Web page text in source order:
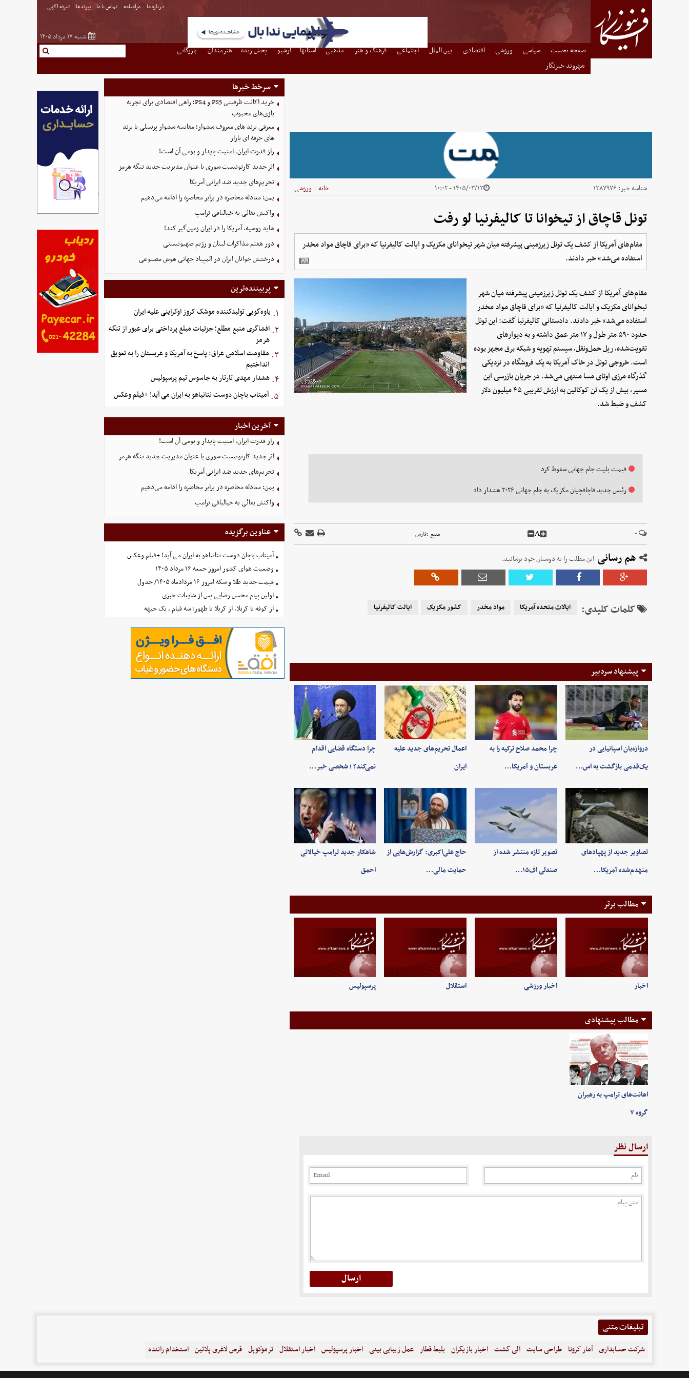
درباره ما مرامنامه تماس با ما پیوندها تعرفه اگهی
شنبه ۱۷ مرداد ۱۴۰۵
صفحه نخست سیاسی ورزشی اقتصادی بین الملل اجتماعی فرهنگ و هنر مذهبی استانها آرشیو پخش زنده هنرمندان
بازرگانی
شهروند خبرنگار
شناسه خبر: ۱۳۸۷۹۷۶ ۱۴۰۵/۰۳/۱۳ - ۱۰:۰۲ خانه | ورزشی
تونل قاچاق از تیخوانا تا کالیفرنیا لو رفت
مقام‌های آمریکا از کشف یک تونل زیرزمینی پیشرفته میان شهر تیخوانای مکزیک و ایالت کالیفرنیا که «برای قاچاق مواد مخدر
استفاده می‌شد» خبر دادند.
مقام‌های آمریکا از کشف یک تونل زیرزمینی پیشرفته میان شهر
تیخوانای مکزیک و ایالت کالیفرنیا که «برای قاچاق مواد مخدر
استفاده می‌شد» خبر دادند. دادستانی کالیفرنیا گفت: این تونل
حدود ۵۹۰ متر طول و ۱۷ متر عمق داشته و به دیوارهای
تقویت‌شده، ریل حمل‌ونقل، سیستم تهویه و شبکه برق مجهز بوده
است. خروجی تونل در خاک آمریکا به یک فروشگاه در نزدیکی
گذرگاه مرزی اوتای مسا منتهی می‌شد. در جریان بازرسی این
مسیر، بیش از یک تن کوکائین به ارزش تقریبی ۴۵ میلیون دلار
کشف و ضبط شد.
قیمت بلیت جام جهانی سقوط کرد
رئیس جدید قاچاقچیان مکزیک به جام جهانی ۲۰۲۶ هشدار داد
۰ A منبع :فارس
هم رسانی این مطلب را به دوستان خود برسانید.
کلمات کلیدی: ایالات متحده آمریکا مواد مخدر کشور مکزیک ایالت کالیفرنیا
پیشنهاد سردبیر
دروازه‌بان اسپانیایی در
یک‌قدمی بازگشت به اس…
چرا محمد صلاح ترکیه را به
عربستان و آمریکا…
اعمال تحریم‌های جدید علیه
ایران
چرا دستگاه قضایی اقدام
نمی‌کند؟ ؛ شخصی خبر…
تصاویر جدید از پهپادهای
منهدم‌شده آمریکا…
تصویر تازه منتشر شده از
صندلی اف۱۵…
حاج علی‌اکبری: گزارش‌هایی از
حمایت مالی…
شاهکار جدید ترامپ خیالاتی
احمق
مطالب برتر
اخبار اخبار ورزشی استقلال پرسپولیس
مطالب پیشنهادی
اهانت‌های ترامپ به رهبران
گروه ۷
ارسال نظر
سرخط خبرها
خرید اکانت ظرفیتی PS5 و PS4؛ راهی اقتصادی برای تجربه
بازی‌های محبوب
معرفی برند های معروف سشوار؛ مقایسه سشوار پرنسلی با برند
های حرفه ای بازار
راز قدرت ایران، امنیت پایدار و بومی آن است!
اثر جدید کارتونیست سوری با عنوان مدیریت جدید تنگه هرمز
تحریم‌های جدید ضد ایرانی آمریکا
یمن: معادله محاصره در برابر محاصره را ادامه می‌دهیم
واکنش بقائی به خیالبافی ترامپ
شاید روسیه، آمریکا را در ایران زمین‌گیر کند!
دور هفتم مذاکرات لبنان و رژیم صهیونیستی
درخشش جوانان ایران در المپیاد جهانی هوش مصنوعی
پربیننده‌ترین
۱. یاوه‌گویی تولیدکننده موشک کروز اوکراینی علیه ایران
۲. افشاگری منبع مطلع؛ جزئیات مبلغ پرداختی برای عبور از تنگه
هرمز
۳. مقاومت اسلامی عراق: پاسخ به آمریکا و عربستان را به تعویق
انداختیم
۴. هشدار مهدی تارتار به جاسوس تیم پرسپولیس
۵. آمیتاب باچان دوست نتانیاهو به ایران می آید! +فیلم وعکس
آخرین اخبار
راز قدرت ایران، امنیت پایدار و بومی آن است!
اثر جدید کارتونیست سوری با عنوان مدیریت جدید تنگه هرمز
تحریم‌های جدید ضد ایرانی آمریکا
یمن: معادله محاصره در برابر محاصره را ادامه می‌دهیم
واکنش بقائی به خیالبافی ترامپ
عناوین برگزیده
آمیتاب باچان دوست نتانیاهو به ایران می آید! +فیلم وعکس
وضعیت هوای کشور امروز جمعه ۱۶ مرداد ۱۴۰۵
قیمت جدید طلا و سکه امروز ۱۶ مردادماه ۱۴۰۵/ جدول
اولین پیام محسن رضایی پس از شایعات خبری
از کوفه تا کربلا، از کربلا تا ظهور؛ سه قیام ، یک جبهه
تبلیغات متنی
شرکت حسابداری آمار کرونا طراحی سایت الی گشت اخبار بازیگران بلیط قطار عمل زیبایی بینی اخبار پرسپولیس اخبار استقلال ترموکوپل قرص لاغری پلاتین استخدام راننده